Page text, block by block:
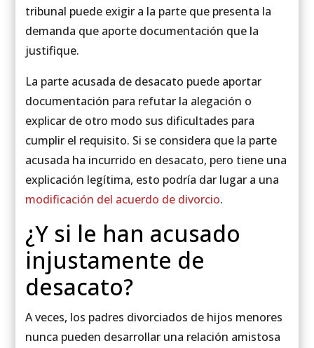
tribunal puede exigir a la parte que presenta la
demanda que aporte documentación que la
justifique.
La parte acusada de desacato puede aportar
documentación para refutar la alegación o
explicar de otro modo sus dificultades para
cumplir el requisito. Si se considera que la parte
acusada ha incurrido en desacato, pero tiene una
explicación legítima, esto podría dar lugar a una
modificación del acuerdo de divorcio.
¿Y si le han acusado
injustamente de
desacato?
A veces, los padres divorciados de hijos menores
nunca pueden desarrollar una relación amistosa